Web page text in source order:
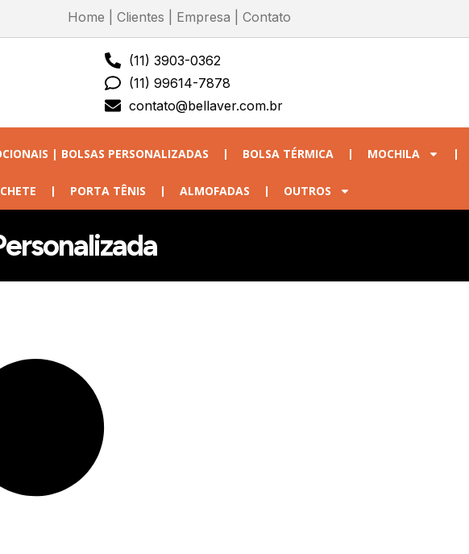
Home Clientes Empresa Contato
(11) 3903-0362
(11) 99614-7878
contato@bellaver.com.br
| BOLSAS PERSONALIZADAS BOLSA TÉRMICA MOCHILA
PORTA TÊNIS ALMOFADAS OUTROS